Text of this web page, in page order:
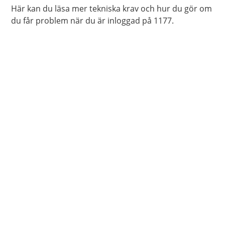
Här kan du läsa mer tekniska krav och hur du gör om
du får problem när du är inloggad på 1177.